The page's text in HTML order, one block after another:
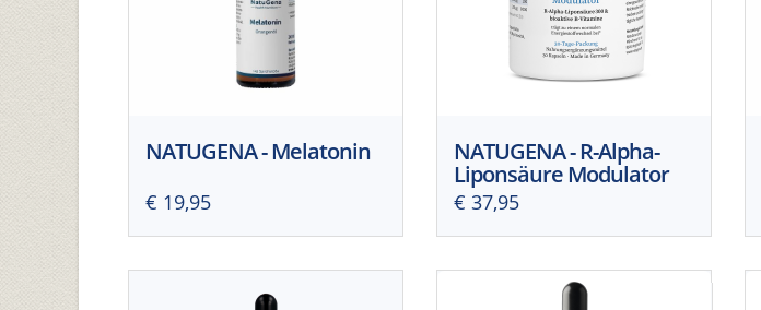
NATUGENA - Melatonin
€ 19,95
NATUGENA - R-Alpha-
Liponsäure Modulator
€ 37,95